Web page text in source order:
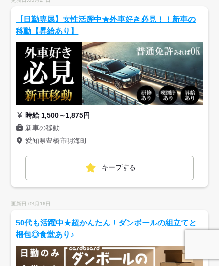
【日勤専属】女性活躍中★外車好き必見！！新車の
移動【昇給あり】
時給 1,500～1,875円
新車の移動
愛知県豊橋市明海町
キープする
更新日:03月16日
50代も活躍中★超かんたん！ダンボールの組立てと
梱包◎食堂あり♪